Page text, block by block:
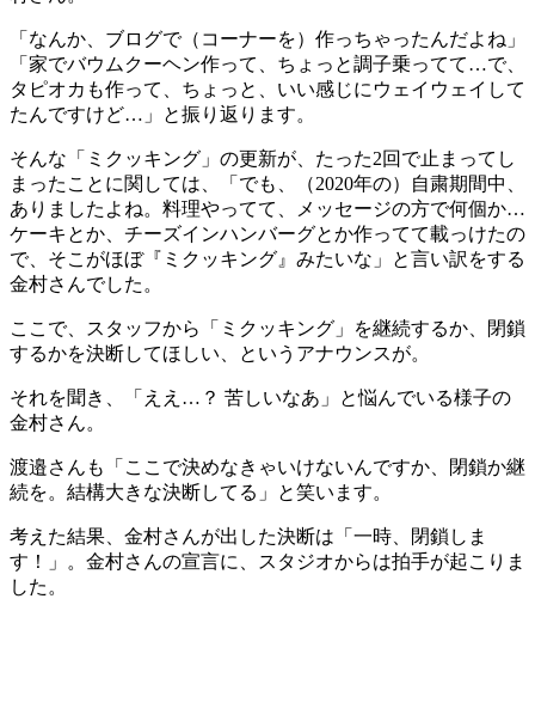
「なんか、ブログで（コーナーを）作っちゃったんだよね」
「家でバウムクーヘン作って、ちょっと調子乗ってて…で、
タピオカも作って、ちょっと、いい感じにウェイウェイして
たんですけど…」と振り返ります。
そんな「ミクッキング」の更新が、たった2回で止まってし
まったことに関しては、「でも、（2020年の）自粛期間中、
ありましたよね。料理やってて、メッセージの方で何個か…
ケーキとか、チーズインハンバーグとか作ってて載っけたの
で、そこがほぼ『ミクッキング』みたいな」と言い訳をする
金村さんでした。
ここで、スタッフから「ミクッキング」を継続するか、閉鎖
するかを決断してほしい、というアナウンスが。
それを聞き、「ええ…？ 苦しいなあ」と悩んでいる様子の
金村さん。
渡邉さんも「ここで決めなきゃいけないんですか、閉鎖か継
続を。結構大きな決断してる」と笑います。
考えた結果、金村さんが出した決断は「一時、閉鎖しま
す！」。金村さんの宣言に、スタジオからは拍手が起こりま
した。